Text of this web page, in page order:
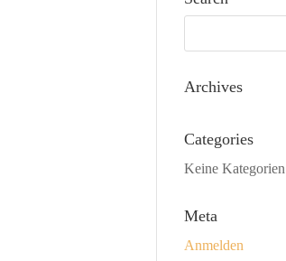
Archives
Categories
Keine Kategorien
Meta
Anmelden